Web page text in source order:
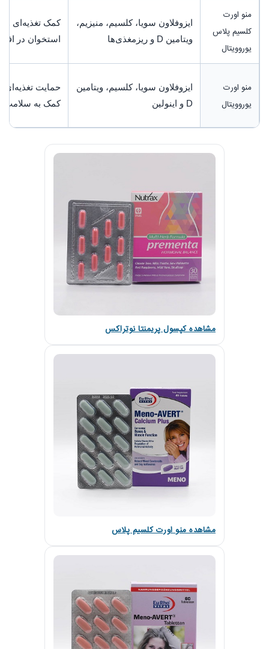
منو اورت
کلسیم پلاس
یوروویتال
ایزوفلاون سویا، کلسیم، منیزیم،
ویتامین D و ریزمغذی‌ها
کمک تغذیه‌ای و
استخوان در
منو اورت
یوروویتال
ایزوفلاون سویا، کلسیم، ویتامین
D و اینولین
حمایت تغذیه‌ای
کمک به سلامت
مشاهده کپسول پریمنتا نوتراکس
مشاهده منو اورت کلسیم پلاس